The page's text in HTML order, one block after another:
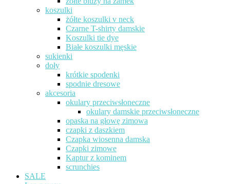
koszulki
żółte koszulki v neck
Czarne T-shirty damskie
Koszulki tie dye
Białe koszulki męskie
sukienki
doły
krótkie spodenki
spodnie dresowe
akcesoria
okulary przeciwsłoneczne
okulary damskie przeciwsłoneczne
opaska na głowę zimowa
czapki z daszkiem
Czapka wiosenna damska
Czapki zimowe
Kaptur z kominem
scrunchies
SALE